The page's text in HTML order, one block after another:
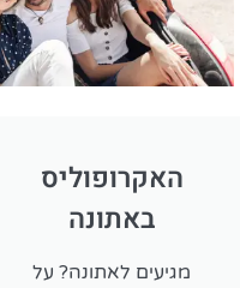
האקרופוליס
באתונה
מגיעים לאתונה? על